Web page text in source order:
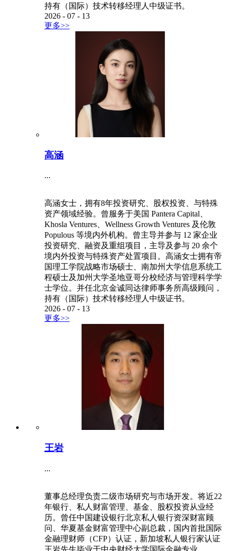
持有（国际）技术转移经理人中级证书。
2026 - 07 - 13
更多>>
高涵
...
高涵女士，拥有8年投资研究、股权投资、与特殊
资产领域经验。曾服务于美国 Pantera Capital、
Khosla Ventures、Wellness Growth Ventures 及伦敦
Populous 等境内外机构。曾主导并参与 12 家企业
投资研究、融资及重组项目，主导及参与 20 余个
境内外投资与特殊资产处置项目。高涵女士拥有帝
国理工学院战略市场硕士、南加州大学信息系统工
程硕士及加州大学圣地亚哥分校经济与管理科学学
士学位。并任北京金诚同达律师事务所高级顾问，
持有（国际）技术转移经理人中级证书。
2026 - 07 - 13
更多>>
王岩
...
董事总经理负责二级市场研究与市场开发。将近22
年银行、私人财富管理、基金、股权投资从业经
历。曾任中国建设银行北京私人银行资深财富顾
问、华夏基金财富管理中心副总裁，国内首批国际
金融理财师（CFP）认证，新加坡私人银行家认证
王岩先生毕业于中央财经大学国际金融专业